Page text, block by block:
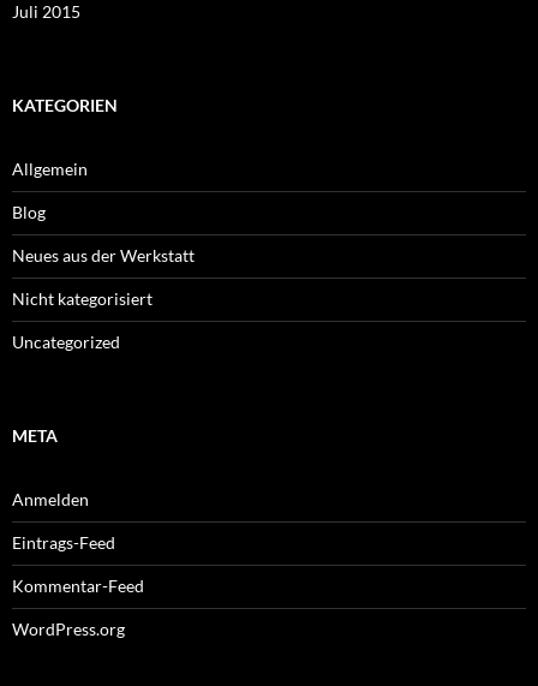
Juli 2015
KATEGORIEN
Allgemein
Blog
Neues aus der Werkstatt
Nicht kategorisiert
Uncategorized
META
Anmelden
Eintrags-Feed
Kommentar-Feed
WordPress.org